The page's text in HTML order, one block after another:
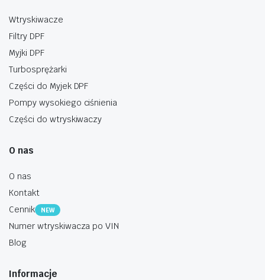
Wtryskiwacze
Filtry DPF
Myjki DPF
Turbosprężarki
Części do Myjek DPF
Pompy wysokiego ciśnienia
Części do wtryskiwaczy
O nas
O nas
Kontakt
Cennik
NEW
Numer wtryskiwacza po VIN
Blog
Informacje